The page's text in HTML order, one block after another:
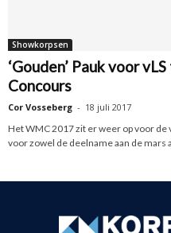
Showkorpsen
‘Gouden’ Pauk voor
Concours
Cor Vosseberg - 18 juli 2017
Het WMC 2017 zit er weer op voor
voor zowel de deelname aan de mars